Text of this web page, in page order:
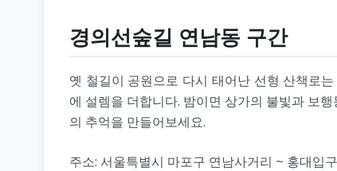
경의선숲길 연남동 구간
옛 철길이 공원으로 다시 태어난 선형 산책로
에 설렘을 더합니다. 밤이면 상가의 불빛과 보
의 추억을 만들어보세요.
주소: 서울특별시 마포구 연남사거리 ~ 홍대입